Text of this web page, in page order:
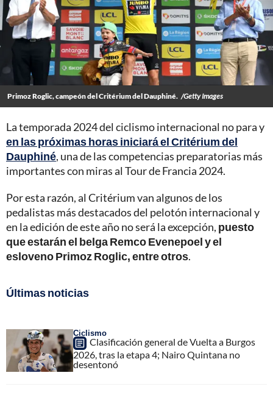
Primoz Roglic, campeón del Critérium del Dauphiné. /Getty Images
La temporada 2024 del ciclismo internacional no para y
en las próximas horas iniciará el Critérium del
Dauphiné, una de las competencias preparatorias más
importantes con miras al Tour de Francia 2024.
Por esta razón, al Critérium van algunos de los
pedalistas más destacados del pelotón internacional y
en la edición de este año no será la excepción, puesto
que estarán el belga Remco Evenepoel y el
esloveno Primoz Roglic, entre otros.
Últimas noticias
Ciclismo
Clasificación general de Vuelta a Burgos
2026, tras la etapa 4; Nairo Quintana no
desentonó